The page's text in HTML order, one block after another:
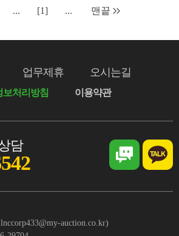
... [1] ... 맨끝
업무제휴 오시는길
보처리방침 이용약관
담
auction.co.kr)